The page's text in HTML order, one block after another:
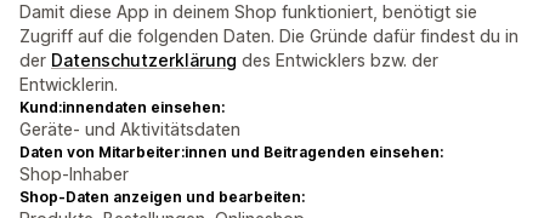
Damit diese App in deinem Shop funktioniert, benötigt sie
Zugriff auf die folgenden Daten. Die Gründe dafür findest du in
der Datenschutzerklärung des Entwicklers bzw. der
Entwicklerin.
Kund:innendaten einsehen:
Geräte- und Aktivitätsdaten
Daten von Mitarbeiter:innen und Beitragenden einsehen:
Shop-Inhaber
Shop-Daten anzeigen und bearbeiten: